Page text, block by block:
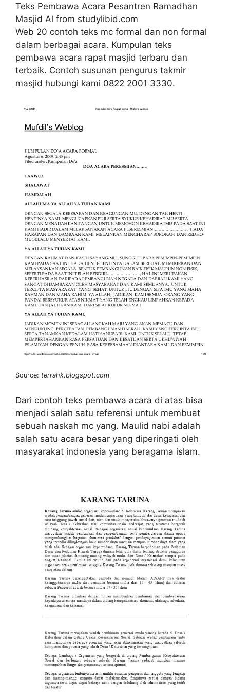
Teks Pembawa Acara Pesantren Ramadhan
Masjid Al from studylibid.com
Web 20 contoh teks mc formal dan non formal
dalam berbagai acara. Kumpulan teks
pembawa acara rapat masjid terbaru dan
terbaik. Contoh susunan pengurus takmir
masjid hubungi kami 0822 2001 3330.
Source: terrahk.blogspot.com
Dari contoh teks pembawa acara di atas bisa
menjadi salah satu referensi untuk membuat
sebuah naskah mc yang. Maulid nabi adalah
salah satu acara besar yang diperingati oleh
masyarakat indonesia yang beragama islam.